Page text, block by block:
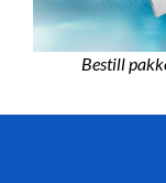
Bestill